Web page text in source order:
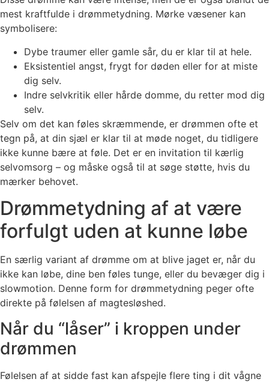
mest kraftfulde i drømmetydning. Mørke væsener kan
symbolisere:
Dybe traumer eller gamle sår, du er klar til at hele.
Eksistentiel angst, frygt for døden eller for at miste
dig selv.
Indre selvkritik eller hårde domme, du retter mod dig
selv.
Selv om det kan føles skræmmende, er drømmen ofte et
tegn på, at din sjæl er klar til at møde noget, du tidligere
ikke kunne bære at føle. Det er en invitation til kærlig
selvomsorg – og måske også til at søge støtte, hvis du
mærker behovet.
Drømmetydning af at være
forfulgt uden at kunne løbe
En særlig variant af drømme om at blive jaget er, når du
ikke kan løbe, dine ben føles tunge, eller du bevæger dig i
slowmotion. Denne form for drømmetydning peger ofte
direkte på følelsen af magtesløshed.
Når du “låser” i kroppen under
drømmen
Følelsen af at sidde fast kan afspejle flere ting i dit vågne